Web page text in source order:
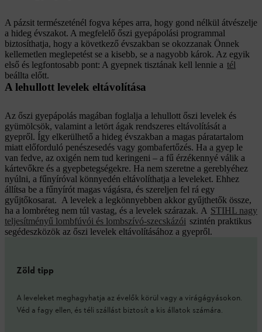
A pázsit természeténél fogva képes arra, hogy gond nélkül átvészelje
a hideg évszakot. A megfelelő őszi gyepápolási programmal
biztosíthatja, hogy a következő évszakban se okozzanak Önnek
kellemetlen meglepetést se a kisebb, se a nagyobb károk. Az egyik
első és legfontosabb pont: A gyepnek tisztának kell lennie a tél
beállta előtt.
A lehullott levelek eltávolítása
Az őszi gyepápolás magában foglalja a lehullott őszi levelek és
gyümölcsök, valamint a letört ágak rendszeres eltávolítását a
gyepről. Így elkerülhető a hideg évszakban a magas páratartalom
miatt előforduló penészesedés vagy gombafertőzés. Ha a gyep le
van fedve, az oxigén nem tud keringeni – a fű érzékennyé válik a
kártevőkre és a gyepbetegségekre. Ha nem szeretne a gereblyéhez
nyúlni, a fűnyíróval könnyedén eltávolíthatja a leveleket. Ehhez
állítsa be a fűnyírót magas vágásra, és szereljen fel rá egy
gyűjtőkosarat. A levelek a legkönnyebben akkor gyűjthetők össze,
ha a lombréteg nem túl vastag, és a levelek szárazak. A STIHL nagy
teljesítményű lombfúvói és lombszívó-szecskázói szintén praktikus
segédeszközök az őszi levelek eltávolításához a gyepről.
Zöld tipp
A leveleket meghagyhatja az évelők körül vagy a virágágyásokon.
Véd a fagy ellen, és téli szállást biztosít a kis állatok számára.